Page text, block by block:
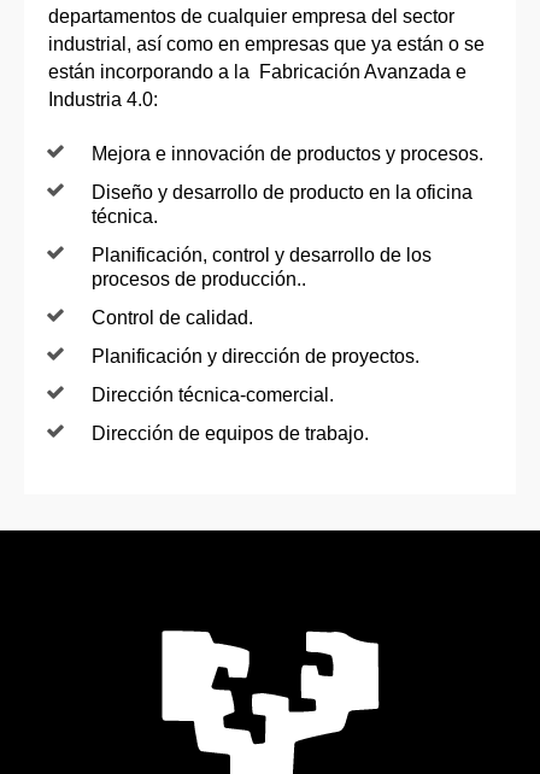
departamentos de cualquier empresa del sector
industrial, así como en empresas que ya están o se
están incorporando a la Fabricación Avanzada e
Industria 4.0:
Mejora e innovación de productos y procesos.
Diseño y desarrollo de producto en la oficina
técnica.
Planificación, control y desarrollo de los
procesos de producción..
Control de calidad.
Planificación y dirección de proyectos.
Dirección técnica-comercial.
Dirección de equipos de trabajo.